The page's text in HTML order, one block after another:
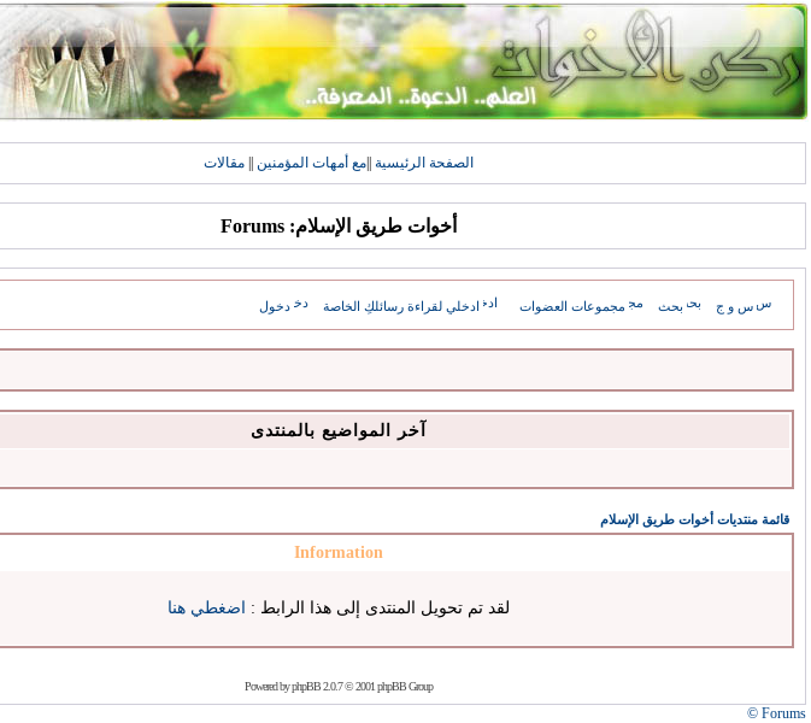
الصفحة الرئيسية مع أمهات المؤمنين مقالات
أخوات طريق الإسلام: Forums
س و ج بحث مجموعات العضوات ادخلي لقراءة رسائلكِ الخاصة دخول
آخر المواضيع بالمنتدى
قائمة منتديات أخوات طريق الإسلام
Information
لقد تم تحويل المنتدى إلى هذا الرابط : اضغطي هنا
Powered byphpBB2.0.7 © 2001 phpBB Group
Forums ©